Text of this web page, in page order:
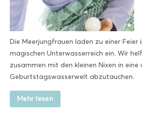
Die Meerjungfrauen laden zu einer Feier
magischen Unterwasserreich ein. Wir
zusammen mit den kleinen Nixen in eine
Geburtstagswasserwelt abzutauchen.
Mehr lesen